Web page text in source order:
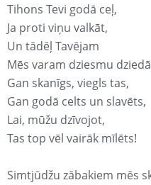
Tihons Tevi godā ceļ,
Ja proti viņu valkāt,
Un tādēļ Tavējam
Mēs varam dziesmu
Gan skanīgs, viegls tas,
Gan godā celts un slavēts,
Lai, mūžu dzīvojot,
Tas top vēl vairāk mīlēts!
Simtjūdžu zābakiem mēs